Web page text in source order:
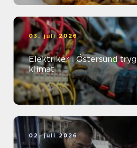
03. juli 2026
Elektriker i Östersund trygg el i ett kallt
klimat
02. juli 2026